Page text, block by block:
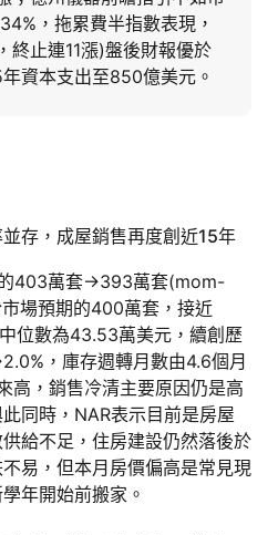
，拖累費半指數表現，
止連11漲)盤後財報優於
資本支出至850億美元。
存，成屋銷售再度創近15年
403萬套→393萬套(mom-
場預期的400萬套，接近
位數為43.53萬美元，續創歷
，庫存週轉月數由4.6個月
高，銷售冷清主要原因仍是高
同時，NAR表示目前是房屋
給不足，住房建設仍然落後於
易，但本月房價偏高是常見現
年開始前搬家。